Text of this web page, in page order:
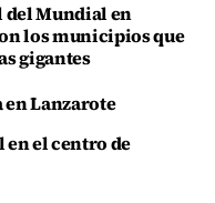
del Mundial en
los municipios que
gigantes
en Lanzarote
el centro de